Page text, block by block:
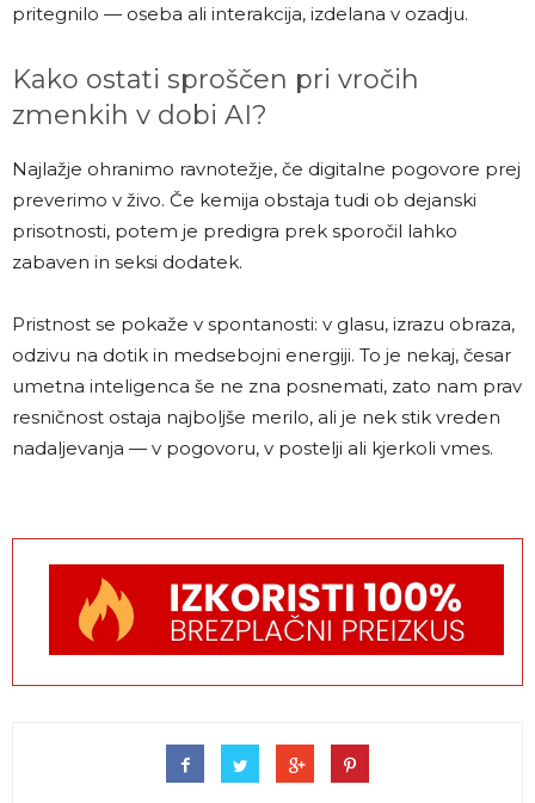
pritegnilo — oseba ali interakcija, izdelana v ozadju.
Kako ostati sproščen pri vročih
zmenkih v dobi AI?
Najlažje ohranimo ravnotežje, če digitalne pogovore prej
preverimo v živo. Če kemija obstaja tudi ob dejanski
prisotnosti, potem je predigra prek sporočil lahko
zabaven in seksi dodatek.
Pristnost se pokaže v spontanosti: v glasu, izrazu obraza,
odzivu na dotik in medsebojni energiji. To je nekaj, česar
umetna inteligenca še ne zna posnemati, zato nam prav
resničnost ostaja najboljše merilo, ali je nek stik vreden
nadaljevanja — v pogovoru, v postelji ali kjerkoli vmes.